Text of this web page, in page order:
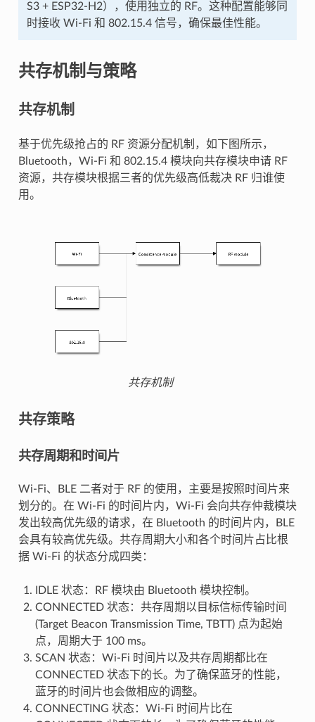
S3 + ESP32-H2），使用独立的 RF。这种配置能够同
时接收 Wi-Fi 和 802.15.4 信号，确保最佳性能。
共存机制与策略
共存机制
基于优先级抢占的 RF 资源分配机制，如下图所示，
Bluetooth，Wi-Fi 和 802.15.4 模块向共存模块申请 RF
资源，共存模块根据三者的优先级高低裁决 RF 归谁使
用。
共存机制
共存策略
共存周期和时间片
Wi-Fi、BLE 二者对于 RF 的使用，主要是按照时间片来
划分的。在 Wi-Fi 的时间片内，Wi-Fi 会向共存仲裁模块
发出较高优先级的请求，在 Bluetooth 的时间片内，BLE
会具有较高优先级。共存周期大小和各个时间片占比根
据 Wi-Fi 的状态分成四类：
IDLE 状态：RF 模块由 Bluetooth 模块控制。
CONNECTED 状态：共存周期以目标信标传输时间
(Target Beacon Transmission Time, TBTT) 点为起始
点，周期大于 100 ms。
SCAN 状态：Wi-Fi 时间片以及共存周期都比在
CONNECTED 状态下的长。为了确保蓝牙的性能，
蓝牙的时间片也会做相应的调整。
CONNECTING 状态：Wi-Fi 时间片比在